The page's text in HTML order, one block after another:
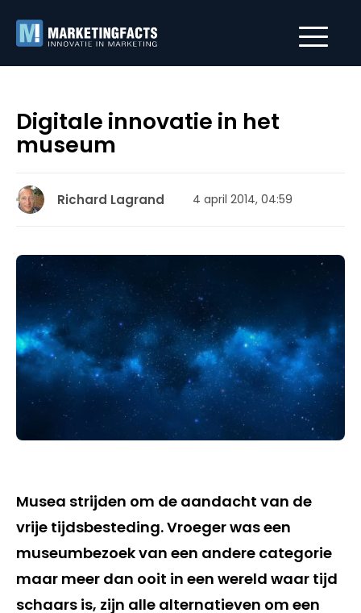
Digitale innovatie in het
museum
Richard Lagrand 4 april 2014, 04:59
Musea strijden om de aandacht van de
vrije tijdsbesteding. Vroeger was een
museumbezoek van een andere categorie
maar meer dan ooit in een wereld waar tijd
schaars is, zijn alle alternatieven om een